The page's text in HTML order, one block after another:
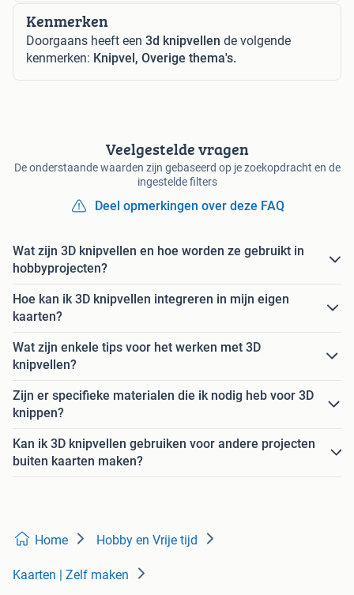
Kenmerken
Doorgaans heeft een 3d knipvellen de volgende
kenmerken: Knipvel, Overige thema's.
Veelgestelde vragen
De onderstaande waarden zijn gebaseerd op je zoekopdracht en de
ingestelde filters
Deel opmerkingen over deze FAQ
Wat zijn 3D knipvellen en hoe worden ze gebruikt in
hobbyprojecten?
Hoe kan ik 3D knipvellen integreren in mijn eigen
kaarten?
Wat zijn enkele tips voor het werken met 3D
knipvellen?
Zijn er specifieke materialen die ik nodig heb voor 3D
knippen?
Kan ik 3D knipvellen gebruiken voor andere projecten
buiten kaarten maken?
Home Hobby en Vrije tijd
Kaarten | Zelf maken